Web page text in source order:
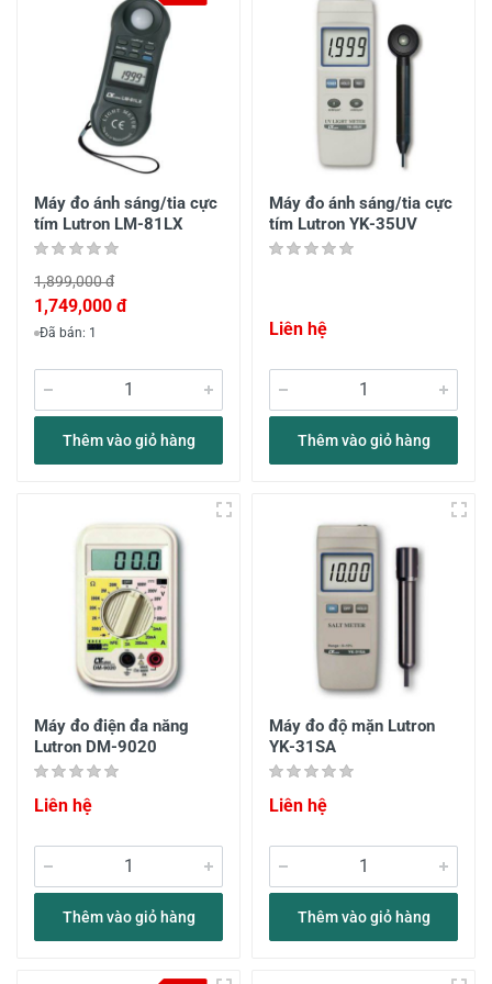
Máy đo ánh sáng/tia cực
tím Lutron LM-81LX
1,899,000 đ
1,749,000 đ
Đã bán: 1
Thêm vào giỏ hàng
Máy đo ánh sáng/tia cực
tím Lutron YK-35UV
Liên hệ
Thêm vào giỏ hàng
Máy đo điện đa năng
Lutron DM-9020
Liên hệ
Thêm vào giỏ hàng
Máy đo độ mặn Lutron
YK-31SA
Liên hệ
Thêm vào giỏ hàng